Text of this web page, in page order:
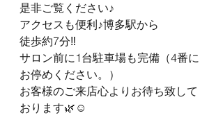
是非ご覧ください♪
アクセスも便利♪博多駅から
徒歩約7分‼️
サロン前に1台駐車場も完備（4番に
お停めください。）
お客様のご来店心よりお待ち致して
おります🌿☺️